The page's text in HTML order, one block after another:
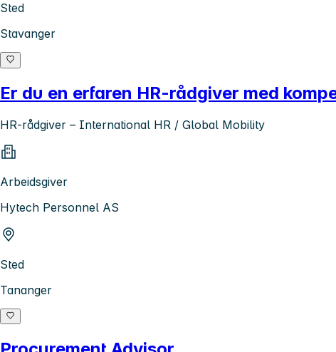
Sted
Stavanger
Er du en erfaren HR-rådgiver med
HR-rådgiver – International HR / Global Mobility
Arbeidsgiver
Hytech Personnel AS
Sted
Tananger